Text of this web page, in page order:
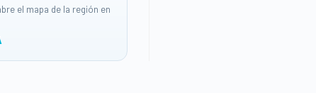
el mapa de la región en